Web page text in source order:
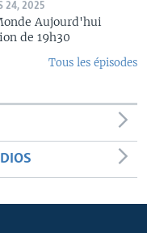
24, 2025
Aujourd'hui
de 19h30
Tous les épisodes